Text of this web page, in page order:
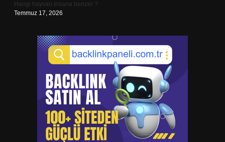
Hangi hayvan insana benzer ?
Temmuz 17, 2026